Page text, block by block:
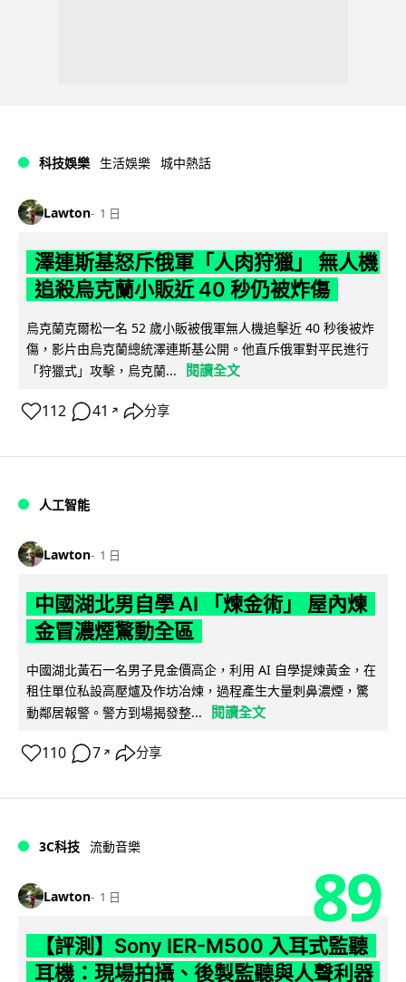
科技娛樂 生活娛樂 城中熱話
Lawton 1 日
澤連斯基怒斥俄軍「人肉狩獵」 無人機
追殺烏克蘭小販近 40 秒仍被炸傷
烏克蘭克爾松一名 52 歲小販被俄軍無人機追擊近 40 秒後被炸
傷，影片由烏克蘭總統澤連斯基公開。他直斥俄軍對平民進行
「狩獵式」攻擊，烏克蘭...
閱讀全文
112 41 ↗ 分享
人工智能
Lawton 1 日
中國湖北男自學 AI 「煉金術」 屋內煉
金冒濃煙驚動全區
中國湖北黃石一名男子見金價高企，利用 AI 自學提煉黃金，在
租住單位私設高壓爐及作坊冶煉，過程產生大量刺鼻濃煙，驚
動鄰居報警。警方到場揭發整...
閱讀全文
110 7 ↗ 分享
3C科技 流動音樂
Lawton 1 日 89
【評測】Sony IER-M500 入耳式監聽
耳機：現場拍攝、後製監聽與人聲利器